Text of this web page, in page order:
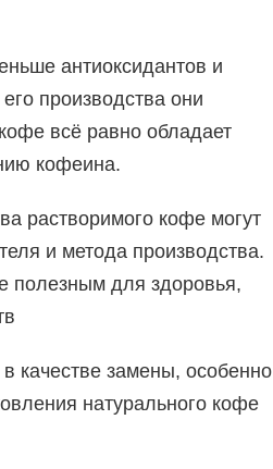
антиоксидантов и
производства они
всё равно обладает
кофеина.
растворимого кофе могут
и метода производства.
полезным для здоровья,
качестве замены, особенно
натурального кофе